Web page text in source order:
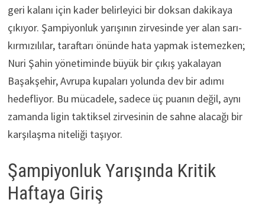
geri kalanı için kader belirleyici bir doksan dakikaya
çıkıyor. Şampiyonluk yarışının zirvesinde yer alan sarı-
kırmızılılar, taraftarı önünde hata yapmak istemezken;
Nuri Şahin yönetiminde büyük bir çıkış yakalayan
Başakşehir, Avrupa kupaları yolunda dev bir adımı
hedefliyor. Bu mücadele, sadece üç puanın değil, aynı
zamanda ligin taktiksel zirvesinin de sahne alacağı bir
karşılaşma niteliği taşıyor.
Şampiyonluk Yarışında Kritik
Haftaya Giriş